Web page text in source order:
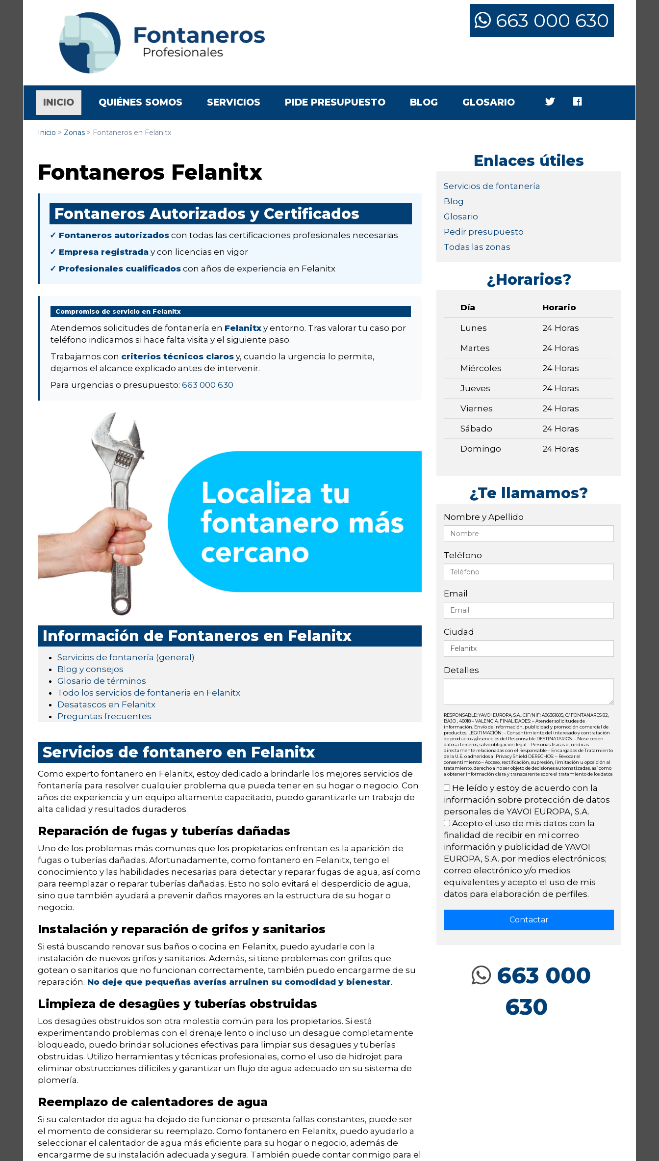
663 000 630
INICIO(CURRENT)
QUIÉNES SOMOS SERVICIOS PIDE PRESUPUESTO BLOG GLOSARIO
Inicio > Zonas > Fontaneros en Felanitx
Fontaneros Felanitx
Fontaneros Autorizados y Certificados
✓ Fontaneros autorizados con todas las certificaciones profesionales necesarias
✓ Empresa registrada y con licencias en vigor
✓ Profesionales cualificados con años de experiencia en Felanitx
Compromiso de servicio en Felanitx
Atendemos solicitudes de fontanería en Felanitx y entorno. Tras valorar tu caso por
teléfono indicamos si hace falta visita y el siguiente paso.
Trabajamos con criterios técnicos claros y, cuando la urgencia lo permite,
dejamos el alcance explicado antes de intervenir.
Para urgencias o presupuesto: 663 000 630
Información de Fontaneros en Felanitx
Servicios de fontanería (general)
Blog y consejos
Glosario de términos
Todo los servicios de fontaneria en Felanitx
Desatascos en Felanitx
Preguntas frecuentes
Servicios de fontanero en Felanitx
Como experto fontanero en Felanitx, estoy dedicado a brindarle los mejores servicios de
fontanería para resolver cualquier problema que pueda tener en su hogar o negocio. Con
años de experiencia y un equipo altamente capacitado, puedo garantizarle un trabajo de
alta calidad y resultados duraderos.
Reparación de fugas y tuberías dañadas
Uno de los problemas más comunes que los propietarios enfrentan es la aparición de
fugas o tuberías dañadas. Afortunadamente, como fontanero en Felanitx, tengo el
conocimiento y las habilidades necesarias para detectar y reparar fugas de agua, así como
para reemplazar o reparar tuberías dañadas. Esto no solo evitará el desperdicio de agua,
sino que también ayudará a prevenir daños mayores en la estructura de su hogar o
negocio.
Instalación y reparación de grifos y sanitarios
Si está buscando renovar sus baños o cocina en Felanitx, puedo ayudarle con la
instalación de nuevos grifos y sanitarios. Además, si tiene problemas con grifos que
gotean o sanitarios que no funcionan correctamente, también puedo encargarme de su
reparación. No deje que pequeñas averías arruinen su comodidad y bienestar.
Limpieza de desagües y tuberías obstruidas
Los desagües obstruidos son otra molestia común para los propietarios. Si está
experimentando problemas con el drenaje lento o incluso un desagüe completamente
bloqueado, puedo brindar soluciones efectivas para limpiar sus desagües y tuberías
obstruidas. Utilizo herramientas y técnicas profesionales, como el uso de hidrojet para
eliminar obstrucciones difíciles y garantizar un flujo de agua adecuado en su sistema de
plomería.
Reemplazo de calentadores de agua
Si su calentador de agua ha dejado de funcionar o presenta fallas constantes, puede ser
el momento de considerar su reemplazo. Como fontanero en Felanitx, puedo ayudarlo a
seleccionar el calentador de agua más eficiente para su hogar o negocio, además de
encargarme de su instalación adecuada y segura. También puede contar conmigo para el
Enlaces útiles
Servicios de fontanería
Blog
Glosario
Pedir presupuesto
Todas las zonas
¿Horarios?
Día Horario
Lunes 24 Horas
Martes 24 Horas
Miércoles 24 Horas
Jueves 24 Horas
Viernes 24 Horas
Sábado 24 Horas
Domingo 24 Horas
¿Te llamamos?
Nombre y Apellido
Teléfono
Email
Ciudad
Detalles
RESPONSABLE: YAVOI EUROPA, S.A., CIF/NIF: A96361605, C/ FONTANARES 82,
BAJO , 46018 – VALENCIA. FINALIDADES: – Atender solicitudes de
información. Envío de información, publicidad y promoción comercial de
productos. LEGITIMACIÓN: – Consentimiento del interesado y contratación
de productos y/o servicios del Responsable DESTINATARIOS: – No se ceden
datos a terceros, salvo obligación legal – Personas físicas o jurídicas
directamente relacionadas con el Responsable – Encargados de Tratamiento
de la U.E. o adheridos al Privacy Shield DERECHOS: – Revocar el
consentimiento – Acceso, rectificación, supresión, limitación u oposición al
tratamiento, derecho a no ser objeto de decisiones automatizadas, así como
a obtener información clara y transparente sobre el tratamiento de los datos
He leído y estoy de acuerdo con la
información sobre protección de datos
personales de YAVOI EUROPA, S.A.
Acepto el uso de mis datos con la
finalidad de recibir en mi correo
información y publicidad de YAVOI
EUROPA, S.A. por medios electrónicos;
correo electrónico y/o medios
equivalentes y acepto el uso de mis
datos para elaboración de perfiles.
663 000
630